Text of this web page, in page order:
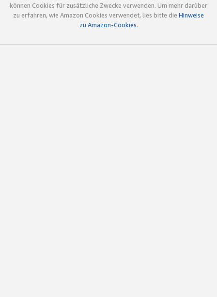
können Cookies für zusätzliche Zwecke verwenden. Um mehr darüber
zu erfahren, wie Amazon Cookies verwendet, lies bitte die Hinweise
zu Amazon-Cookies.